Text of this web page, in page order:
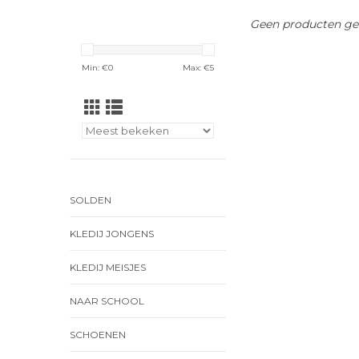
Min: €0 Max: €5
SOLDEN
KLEDIJ JONGENS
KLEDIJ MEISJES
NAAR SCHOOL
SCHOENEN
Geen producten